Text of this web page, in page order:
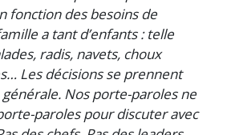
fonction des besoins de
a tant d’enfants : telle
radis, navets, choux
Les décisions se prennent
Nos porte-paroles ne
paroles pour discuter avec